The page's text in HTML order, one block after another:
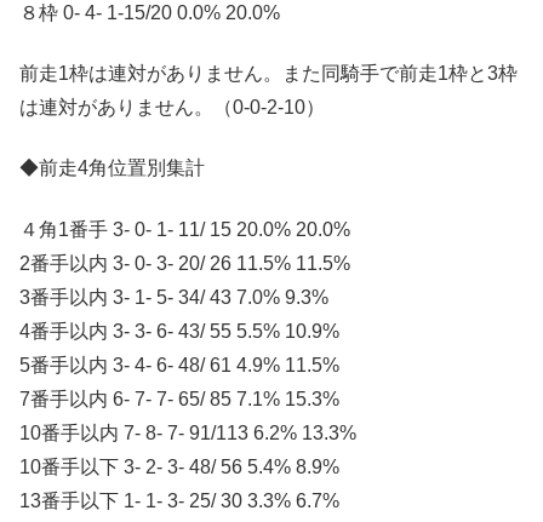
８枠 0- 4- 1-15/20 0.0% 20.0%
前走1枠は連対がありません。また同騎手で前走1枠と3枠
は連対がありません。（0-0-2-10）
◆前走4角位置別集計
４角1番手 3- 0- 1- 11/ 15 20.0% 20.0%
2番手以内 3- 0- 3- 20/ 26 11.5% 11.5%
3番手以内 3- 1- 5- 34/ 43 7.0% 9.3%
4番手以内 3- 3- 6- 43/ 55 5.5% 10.9%
5番手以内 3- 4- 6- 48/ 61 4.9% 11.5%
7番手以内 6- 7- 7- 65/ 85 7.1% 15.3%
10番手以内 7- 8- 7- 91/113 6.2% 13.3%
10番手以下 3- 2- 3- 48/ 56 5.4% 8.9%
13番手以下 1- 1- 3- 25/ 30 3.3% 6.7%